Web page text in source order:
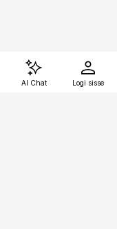
AI Chat Logi sisse